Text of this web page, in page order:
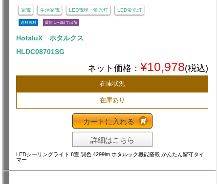
家電 生活家電 LED電球・蛍光灯 LED蛍光灯
送料無料 最短 1〜3日で出荷
HotaluX ホタルクス
HLDC08701SG
ネット価格： ¥10,978(税込)
在庫状況
在庫あり
カートに入れる
詳細はこちら
LEDシーリングライト 8畳 調色 4299lm ホタルック機能搭載 かんたん留守タイ
マー